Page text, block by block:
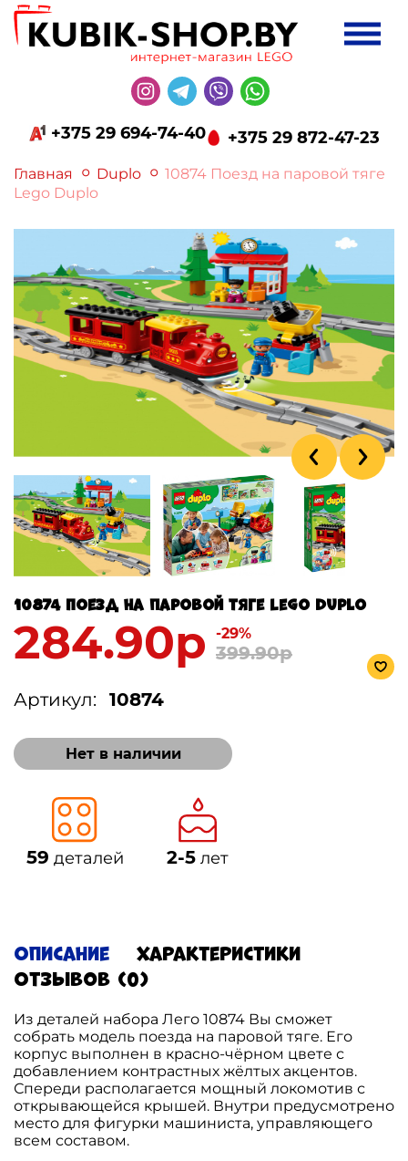
+375 29 694-74-40 +375 29 872-47-23
Главная Duplo
10874 Поезд на паровой тяге
Lego Duplo
10874 Поезд на паровой тяге Lego Duplo
284.90р -29%
399.90р
Артикул: 10874
Нет в наличии
59 деталей 2-5лет
Описание
Характеристики
Отзывов (0)
Из деталей набора Лего 10874 Вы сможет
собрать модель поезда на паровой тяге. Его
корпус выполнен в красно-чёрном цвете с
добавлением контрастных жёлтых акцентов.
Спереди располагается мощный локомотив с
открывающейся крышей. Внутри предусмотрено
место для фигурки машиниста, управляющего
всем составом.